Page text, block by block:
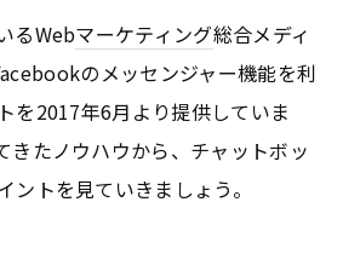
るWebマーケティング総合メディ
のメッセンジャー機能を利
を2017年6月より提供していま
きたノウハウから、チャットボッ
ントを見ていきましょう。